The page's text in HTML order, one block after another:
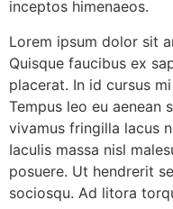
inceptos himenaeos.
Lorem ipsum dolor sit
Quisque faucibus ex
placerat. In id cursus
Tempus leo eu aenean
vivamus fringilla lacus
Iaculis massa nisl
posuere. Ut hendrerit
sociosqu. Ad litora